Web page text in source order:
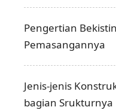
Pengertian
Pemasangannya
Jenis-jenis
bagian Srukturnya